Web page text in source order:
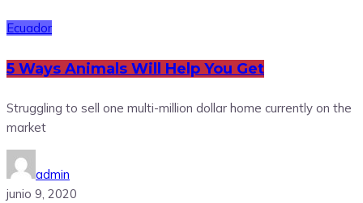
Ecuador
5 Ways Animals Will Help You Get
Struggling to sell one multi-million dollar home currently on the
market
admin
junio 9, 2020